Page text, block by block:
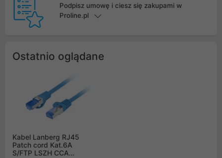
Podpisz umowę i ciesz się zakupami w
Proline.pl
Ostatnio oglądane
Kabel Lanberg RJ45
Patch cord Kat.6A
S/FTP LSZH CCA